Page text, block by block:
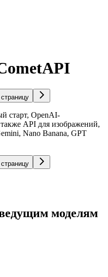
старт, OpenAI-
API для изображений,
Nano Banana, GPT
моделям